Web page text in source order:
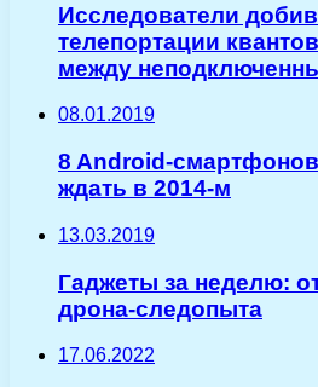
Исследователи
телепортации
между
08.01.2019
8 Android-
ждать в 2014-м
13.03.2019
Гаджеты за неделю:
дрона-следопыта
17.06.2022